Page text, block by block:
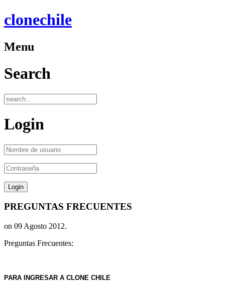
clonechile
Menu
Search
Login
PREGUNTAS FRECUENTES
on 09 Agosto 2012.
Preguntas Frecuentes:
PARA INGRESAR A CLONE CHILE